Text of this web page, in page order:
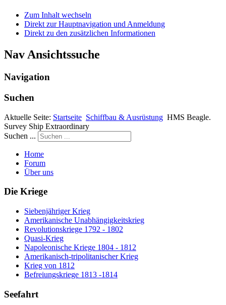
Zum Inhalt wechseln
Direkt zur Hauptnavigation und Anmeldung
Direkt zu den zusätzlichen Informationen
Nav Ansichtssuche
Navigation
Suchen
Aktuelle Seite: Startseite Schiffbau & Ausrüstung HMS Beagle.
Survey Ship Extraordinary
Suchen ...
Home
Forum
Über uns
Die Kriege
Siebenjähriger Krieg
Amerikanische Unabhängigkeitskrieg
Revolutionskriege 1792 - 1802
Quasi-Krieg
Napoleonische Kriege 1804 - 1812
Amerikanisch-tripolitanischer Krieg
Krieg von 1812
Befreiungskriege 1813 -1814
Seefahrt